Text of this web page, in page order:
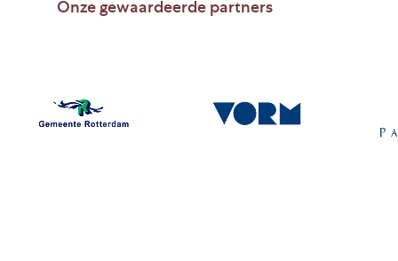
Onze gewaardeerde partners